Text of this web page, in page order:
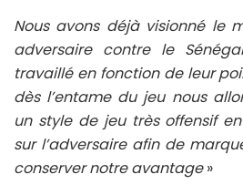
Nous avons déjà visionné le
adversaire contre le
travaillé en fonction de leur
dès l’entame du jeu nous
un style de jeu très offensif
sur l’adversaire afin de
conserver notre avantage»